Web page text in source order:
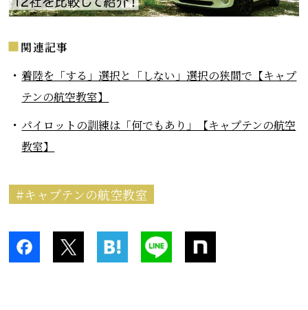
関連記事
着陸を「する」選択と「しない」選択の狭間で【キャプ
テンの航空教室】
パイロットの訓練は「何でもあり」【キャプテンの航空
教室】
キャプテンの航空教室